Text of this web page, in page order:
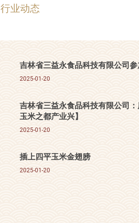
行业动态
吉林省三益永食品科技有限公司
2025-01-20
吉林省三益永食品科技有限公司
玉米之都产业兴】
2025-01-20
插上四平玉米金翅膀
2025-01-20